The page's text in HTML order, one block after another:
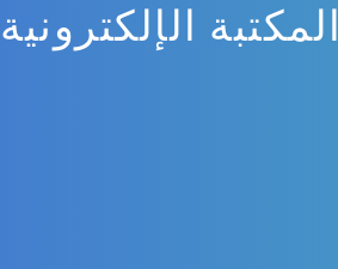
المكتبة الإلكترونية